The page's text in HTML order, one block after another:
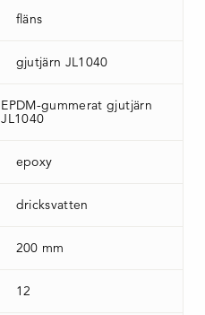
fläns
gjutjärn JL1040
EPDM-gummerat gjutjärn
JL1040
epoxy
dricksvatten
200 mm
12